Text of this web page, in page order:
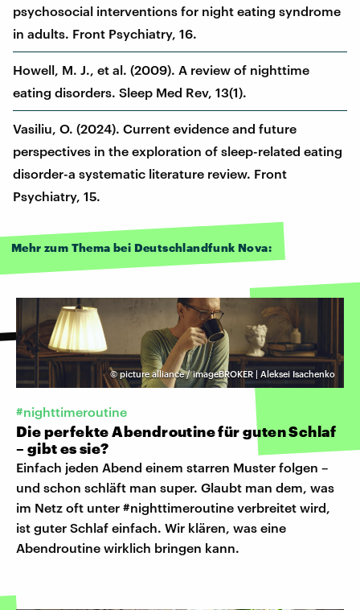
psychosocial interventions for night eating syndrome
in adults. Front Psychiatry, 16.
Howell, M. J., et al. (2009). A review of nighttime
eating disorders. Sleep Med Rev, 13(1).
Vasiliu, O. (2024). Current evidence and future
perspectives in the exploration of sleep-related eating
disorder-a systematic literature review. Front
Psychiatry, 15.
Mehr zum Thema bei Deutschlandfunk Nova:
©picture alliance / imageBROKER | Aleksei Isachenko
#nighttimeroutine
Die perfekte Abendroutine für guten Schlaf
– gibt es sie?
Einfach jeden Abend einem starren Muster folgen –
und schon schläft man super. Glaubt man dem, was
im Netz oft unter #nighttimeroutine verbreitet wird,
ist guter Schlaf einfach. Wir klären, was eine
Abendroutine wirklich bringen kann.